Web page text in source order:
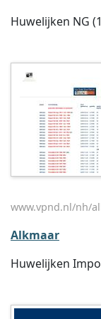
Huwelijken NG
www.vpnd.nl/nh/
Alkmaar
Huwelijken